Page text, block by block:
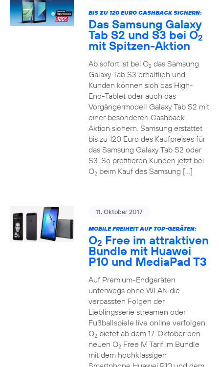
BIS ZU 120 EURO CASHBACK SICHERN:
Das Samsung Galaxy
Tab S2 und S3 bei O2
mit Spitzen-Aktion
Ab sofort ist bei O2das Samsung
Galaxy Tab S3 erhältlich und
Kunden können sich das High-
End-Tablet oder auch das
Vorgängermodell Galaxy Tab S2 mit
einer besonderen Cashback-
Aktion sichern. Samsung erstattet
bis zu 120 Euro des Kaufpreises für
das Samsung Galaxy Tab S2 oder
S3. So profitieren Kunden jetzt bei
O2beim Kauf des Samsung […]
11. Oktober 2017
MOBILE FREIHEIT AUF TOP-GERÄTEN:
O2 Free im attraktiven
Bundle mit Huawei
P10 und MediaPad T3
Auf Premium-Endgeräten
unterwegs ohne WLAN die
verpassten Folgen der
Lieblingsserie streamen oder
Fußballspiele live online verfolgen:
O2bietet ab dem 17. Oktober den
neuen O2Free M Tarif im Bundle
mit dem hochklassigen